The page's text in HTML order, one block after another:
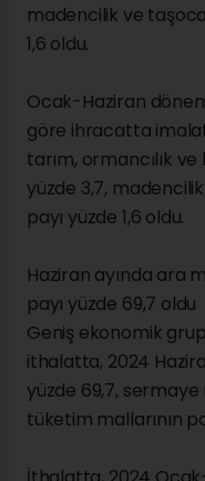
madencilik ve
1,6 oldu.
Ocak-Haziran
göre ihracatta
tarım, ormancılık ve
yüzde 3,7,
payı yüzde 1,6 oldu.
Haziran ayında ara
payı yüzde 69,7 oldu
Geniş ekonomik
ithalatta, 2024
yüzde 69,7, sermaye
tüketim mallarının